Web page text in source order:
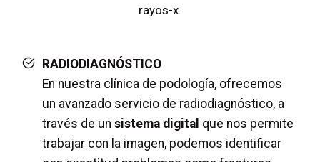
rayos-x.
RADIODIAGNÓSTICO
En nuestra clínica de podología, ofrecemos
un avanzado servicio de radiodiagnóstico, a
través de un sistema digital que nos permite
trabajar con la imagen, podemos identificar